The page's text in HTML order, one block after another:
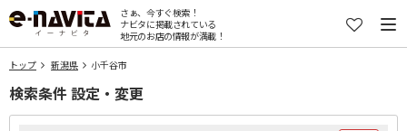
さぁ、今すぐ検索！
ナビタに掲載されている
地元のお店の情報が満載！
トップ 新潟県 小千谷市
検索条件 設定・変更